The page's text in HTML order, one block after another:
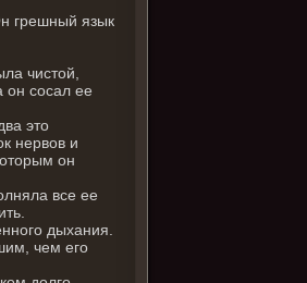
грешный язык
чистой,
он сосал ее
это
нервов и
он
все ее
дыхания.
чем его